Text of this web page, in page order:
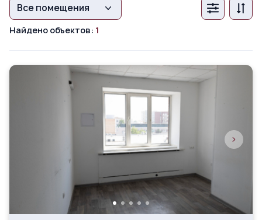
Все помещения
Найдено объектов: 1